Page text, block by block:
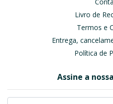
Livro de
Termos e
Entrega,
Política de
Assine a